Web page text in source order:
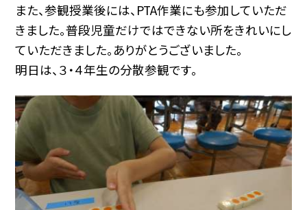
また、参観授業後には、PTA作業にも参加していただ
きました。普段児童だけではできない所をきれいにし
ていただきました。ありがとうございました。
明日は、３・４年生の分散参観です。